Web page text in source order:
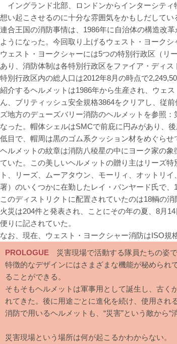
イングランド北部、ロンドンからインターシテ
想い起こさせるのに十分な雰囲気をかもしだしてい
連合王国の消防事情は、1986年に自治体の構造改
ようになった。今回取り上げるウェスト・ヨーク
ウェスト・ヨークシャーには5つの特別行政区（リ
あり、消防体制は各特別行政区をファイア・ディ
特別行政区内の総人口は2012年8月の時点で
紹介するヘルメットは1986年から生産され、ウェ
ん、ブリティッシュ安全規格3864をクリアし、従
ズ地方のデューズバリー消防のヘルメットを参照
なった。帽体シェルはSMCで前庇に円みがあり、
低目で、帽周は黒のゴム系クッション材をめぐら
ヘルメットの紋章は消防八稜星の中にヨーク家の
ていた。この美しいヘルメットの贈り主はリーズ
ト、リーズ、ムーアタウン、モーリィ、オットリ
署）のいくつかに在勤したレイ・バンヤード氏で、
このディストリクトに配置されていたのは18輌の
火災は204件と発表され、ことにその年の夏、8月
便りに記されていた。
なお、現在、ウェスト・ヨークシャー消防はISO規
PROLOGUE 災害現場で活動する隊員たちの姿
特徴的なデザインにはさまざまな機能が秘められ
ることができる。
そもそもヘルメットは軍事用として誕生し、古
れてきた。後に用途ごとに進化を続け、使用され
消防で用いるヘルメットも、“災害”という敵から“
災害現場という場所は何が起こるかわからない。